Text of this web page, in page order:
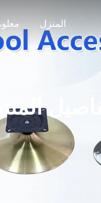
المنزل
تفاصيل